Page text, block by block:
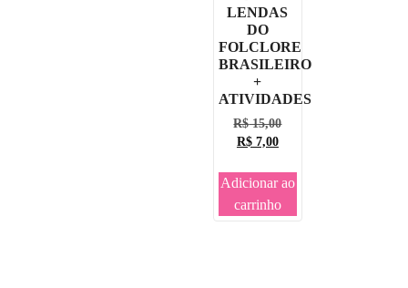
LENDAS
DO
FOLCLORE
BRASILEIRO
+
ATIVIDADES
R$15,00
R$7,00
Adicionar ao
carrinho